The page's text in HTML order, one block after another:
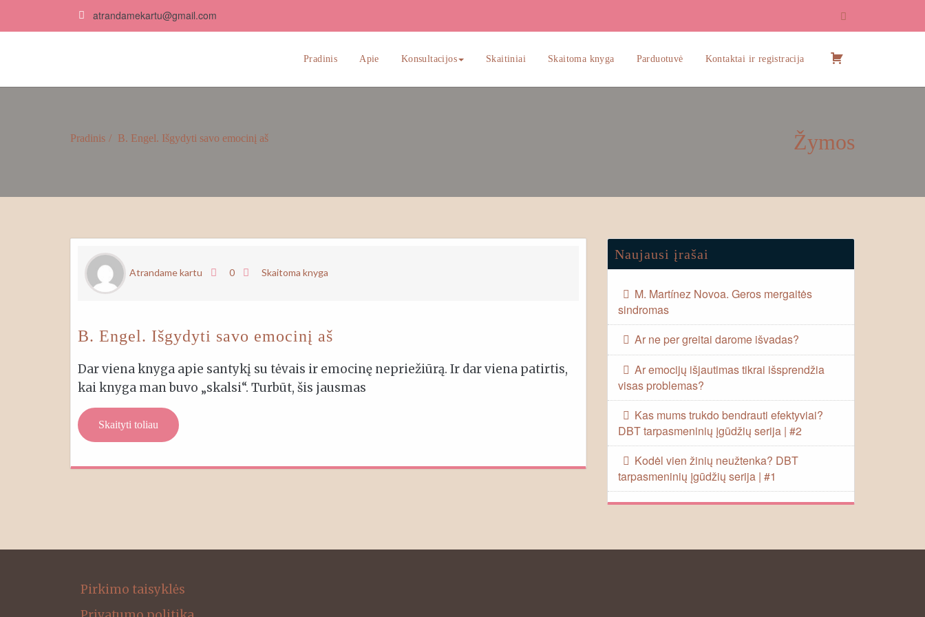
atrandamekartu@gmail.com
Pradinis Apie Konsultacijos Skaitiniai Skaitoma knyga Parduotuvė Kontaktai ir registracija
Pradinis B. Engel. Išgydyti savo emocinį aš Žymos
GEG
12 Atrandame kartu 0 Skaitoma knyga
B. Engel. Išgydyti savo emocinį aš
Dar viena knyga apie santykį su tėvais ir emocinę nepriežiūrą. Ir dar viena patirtis,
kai knyga man buvo „skalsi“. Turbūt, šis jausmas
Skaityti toliau
Naujausi įrašai
M. Martínez Novoa. Geros mergaitės
sindromas
Ar ne per greitai darome išvadas?
Ar emocijų išjautimas tikrai išsprendžia
visas problemas?
Kas mums trukdo bendrauti efektyviai?
DBT tarpasmeninių įgūdžių serija | #2
Kodėl vien žinių neužtenka? DBT
tarpasmeninių įgūdžių serija | #1
Pirkimo taisyklės